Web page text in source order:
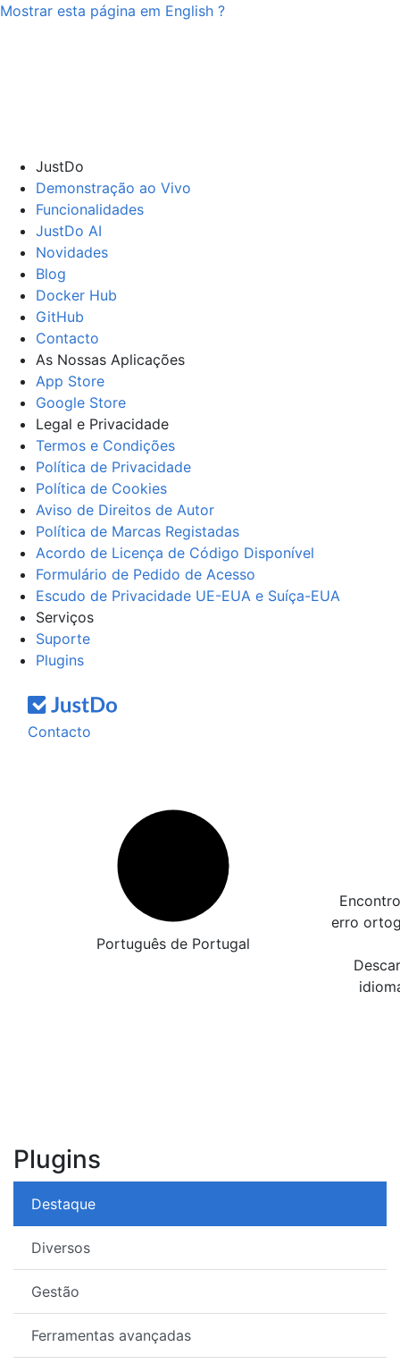
Mostrar esta página em English ?
JustDo
Demonstração ao Vivo
Funcionalidades
JustDo AI
Novidades
Blog
Docker Hub
GitHub
Contacto
As Nossas Aplicações
App Store
Google Store
Legal e Privacidade
Termos e Condições
Política de Privacidade
Política de Cookies
Aviso de Direitos de Autor
Política de Marcas Registadas
Acordo de Licença de Código Disponível
Formulário de Pedido de Acesso
Escudo de Privacidade UE-EUA e Suíça-EUA
Serviços
Suporte
Plugins
Contacto
Português de Portugal
erro
Plugins
Destaque
Diversos
Gestão
Ferramentas avançadas